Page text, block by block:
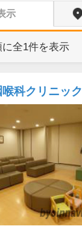
示
全1件を表示
科クリニック